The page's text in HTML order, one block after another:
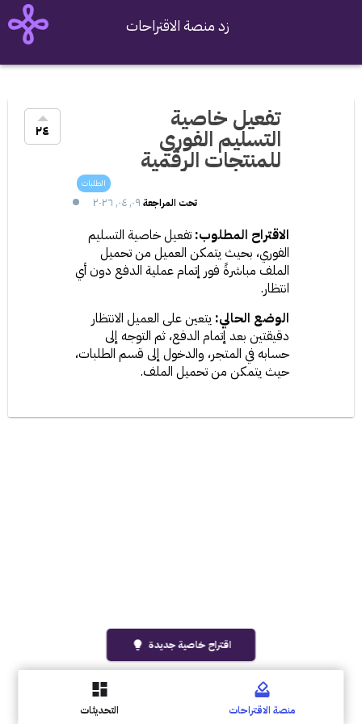
زد منصة الاقتراحات
٢٤ تفعيل خاصية
التسليم الفوري
للمنتجات الرقمية
للملفات بعد الدفع الطلبات
تحت المراجعة ٠٩, ٠٤, ٢٠٢٦
الاقتراح المطلوب:
انتظار.
الوضع الحالي:
حيث يتمكن من تحميل الملف.
lightbulb اقتراح خاصية جديدة
التحديثات منصة الاقتراحات